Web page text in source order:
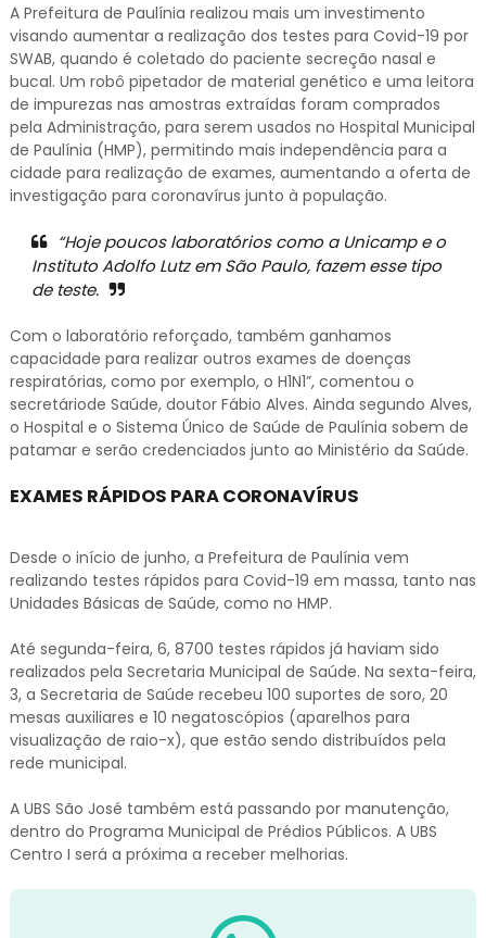
A Prefeitura de Paulínia realizou mais um investimento
visando aumentar a realização dos testes para Covid-19 por
SWAB, quando é coletado do paciente secreção nasal e
bucal. Um robô pipetador de material genético e uma leitora
de impurezas nas amostras extraídas foram comprados
pela Administração, para serem usados no Hospital Municipal
de Paulínia (HMP), permitindo mais independência para a
cidade para realização de exames, aumentando a oferta de
investigação para coronavírus junto à população.
“Hoje poucos laboratórios como a Unicamp e o
Instituto Adolfo Lutz em São Paulo, fazem esse tipo
de teste.
Com o laboratório reforçado, também ganhamos
capacidade para realizar outros exames de doenças
respiratórias, como por exemplo, o H1N1”, comentou o
secretáriode Saúde, doutor Fábio Alves. Ainda segundo Alves,
o Hospital e o Sistema Único de Saúde de Paulínia sobem de
patamar e serão credenciados junto ao Ministério da Saúde.
EXAMES RÁPIDOS PARA CORONAVÍRUS
Desde o início de junho, a Prefeitura de Paulínia vem
realizando testes rápidos para Covid-19 em massa, tanto nas
Unidades Básicas de Saúde, como no HMP.
Até segunda-feira, 6, 8700 testes rápidos já haviam sido
realizados pela Secretaria Municipal de Saúde. Na sexta-feira,
3, a Secretaria de Saúde recebeu 100 suportes de soro, 20
mesas auxiliares e 10 negatoscópios (aparelhos para
visualização de raio-x), que estão sendo distribuídos pela
rede municipal.
A UBS São José também está passando por manutenção,
dentro do Programa Municipal de Prédios Públicos. A UBS
Centro I será a próxima a receber melhorias.